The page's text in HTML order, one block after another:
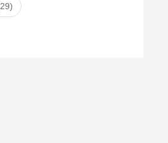
29